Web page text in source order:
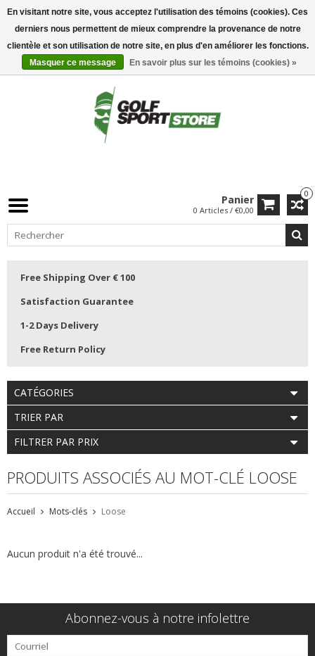
0
Panier
0 Articles / €0,00
Free Shipping Over € 100
Satisfaction Guarantee
1-2 Days Delivery
Free Return Policy
CATÉGORIES
TRIER PAR
FILTRER PAR PRIX
PRODUITS ASSOCIÉS AU MOT-CLÉ LOOSE
Accueil Mots-clés Loose
Aucun produit n'a été trouvé...
Abonnez-vous à notre infolettre
En visitant notre site, vous acceptez l'utilisation des témoins (cookies). Ces
derniers nous permettent de mieux comprendre la provenance de notre
clientèle et son utilisation de notre site, en plus d'en améliorer les fonctions.
Masquer ce message
En savoir plus sur les témoins (cookies) »